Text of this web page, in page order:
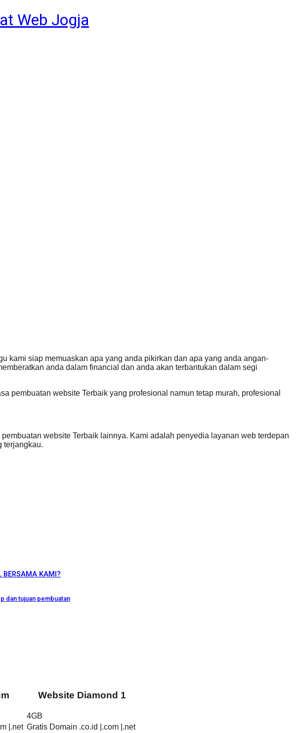
kami siap memuaskan apa yang anda pikirkan dan apa yang anda angan-
anda dalam financial dan anda akan terbantukan dalam segi
pembuatan website Terbaik yang profesional namun tetap murah, profesional
website Terbaik lainnya. Kami adalah penyedia layanan web terdepan
terjangkau.
BERSAMA KAMI?
dan tujuan pembuatan
Website Diamond 1
4GB
|.net Gratis Domain .co.id |.com |.net